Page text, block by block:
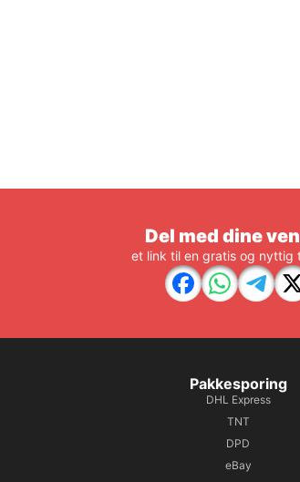
Del med dine
et link til en gratis og nyttig
Pakkesporing
DHL Express
TNT
DPD
eBay